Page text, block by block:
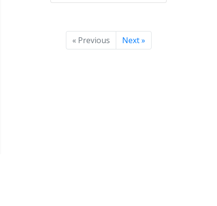
« Previous Next »